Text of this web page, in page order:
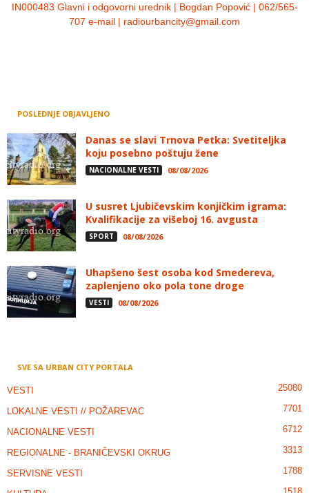
IN000483 Glavni i odgovorni urednik | Bogdan Popović | 062/565-
707 e-mail | radiourbancity@gmail.com
POSLEDNJE OBJAVLJENO
Danas se slavi Trnova Petka: Svetiteljka
koju posebno poštuju žene
NACIONALNE VESTI 08/08/2026
U susret Ljubičevskim konjičkim igrama:
Kvalifikacije za višeboj 16. avgusta
SPORT 08/08/2026
Uhapšeno šest osoba kod Smedereva,
zaplenjeno oko pola tone droge
VESTI 08/08/2026
SVE SA URBAN CITY PORTALA
VESTI 25080
LOKALNE VESTI // POŽAREVAC 7701
NACIONALNE VESTI 6712
REGIONALNE - BRANIČEVSKI OKRUG 3313
SERVISNE VESTI 1788
1518